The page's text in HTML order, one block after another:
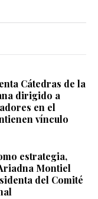
Cátedras de la
dirigido a
en el
vínculo
estrategia,
Montiel
del Comité